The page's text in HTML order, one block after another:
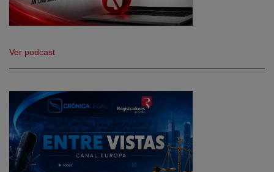
Ver podcast